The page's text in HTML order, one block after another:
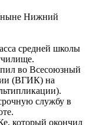
(ныне Нижний
средней школы
во Всесоюзный
(ВГИК) на
службу в
который окончил